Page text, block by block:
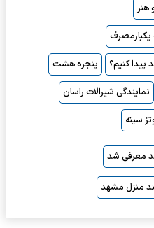
هنر
پنجره هشت
نمایندگی شیرالات راسان
سینه
معرفی شد
منزل مشهد